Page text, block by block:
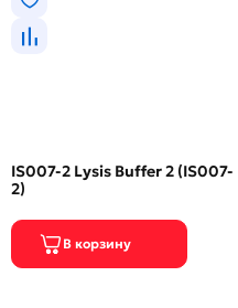
IS007-2 Lysis Buffer 2 (IS007-
2)